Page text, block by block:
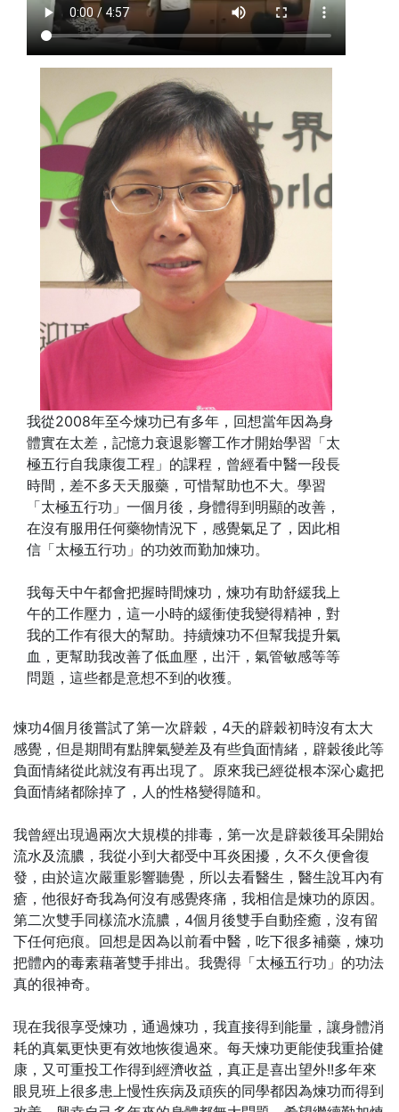
我從2008年至今煉功已有多年，回想當年因為身
體實在太差，記憶力衰退影響工作才開始學習「太
極五行自我康復工程」的課程，曾經看中醫一段長
時間，差不多天天服藥，可惜幫助也不大。學習
「太極五行功」一個月後，身體得到明顯的改善，
在沒有服用任何藥物情況下，感覺氣足了，因此相
信「太極五行功」的功效而勤加煉功。
我每天中午都會把握時間煉功，煉功有助舒緩我上
午的工作壓力，這一小時的緩衝使我變得精神，對
我的工作有很大的幫助。持續煉功不但幫我提升氣
血，更幫助我改善了低血壓，出汗，氣管敏感等等
問題，這些都是意想不到的收獲。
煉功4個月後嘗試了第一次辟穀，4天的辟穀初時沒有太大
感覺，但是期間有點脾氣變差及有些負面情緒，辟穀後此等
負面情緒從此就沒有再出現了。原來我已經從根本深心處把
負面情緒都除掉了，人的性格變得隨和。
我曾經出現過兩次大規模的排毒，第一次是辟穀後耳朵開始
流水及流膿，我從小到大都受中耳炎困擾，久不久便會復
發，由於這次嚴重影響聽覺，所以去看醫生，醫生說耳內有
瘡，他很好奇我為何沒有感覺疼痛，我相信是煉功的原因。
第二次雙手同樣流水流膿，4個月後雙手自動痊癒，沒有留
下任何疤痕。回想是因為以前看中醫，吃下很多補藥，煉功
把體內的毒素藉著雙手排出。我覺得「太極五行功」的功法
真的很神奇。
現在我很享受煉功，通過煉功，我直接得到能量，讓身體消
耗的真氣更快更有效地恢復過來。每天煉功更能使我重拾健
康，又可重投工作得到經濟收益，真正是喜出望外!!多年來
眼見班上很多患上慢性疾病及頑疾的同學都因為煉功而得到